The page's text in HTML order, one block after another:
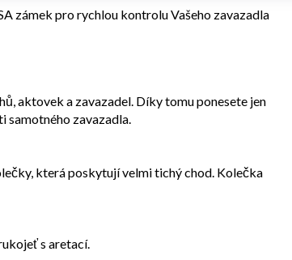
zámek pro rychlou kontrolu Vašeho zavazadla
aktovek a zavazadel. Díky tomu ponesete jen
samotného zavazadla.
která poskytují velmi tichý chod. Kolečka
s aretací.